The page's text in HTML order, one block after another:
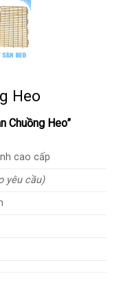
Heo
Chuồng Heo”
cao cấp
yêu cầu)